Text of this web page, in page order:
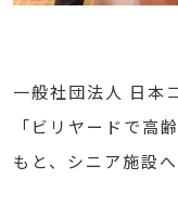
一般社団法人 日本
「ビリヤードで高
もと、シニア施設